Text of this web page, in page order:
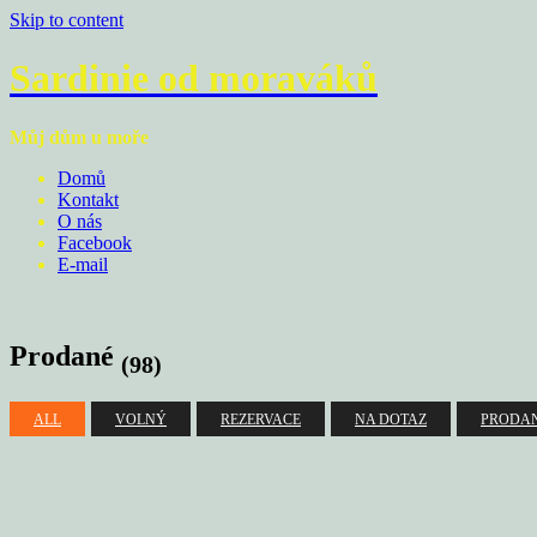
Skip to content
Sardinie od moraváků
Můj dům u moře
Domů
Kontakt
O nás
Facebook
E-mail
Prodané (98)
ALL VOLNÝ REZERVACE NA DOTAZ